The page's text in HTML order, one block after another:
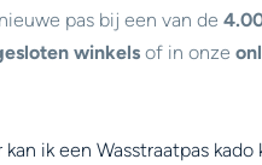
pas bij een van de
winkels of in onze
kan ik een Wasstraatpas kado